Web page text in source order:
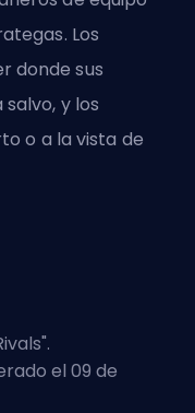
Los
donde sus
y los
o a la vista de
".
el 09 de